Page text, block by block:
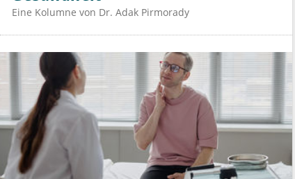
Eine Kolumne von Dr. Adak Pirmorady